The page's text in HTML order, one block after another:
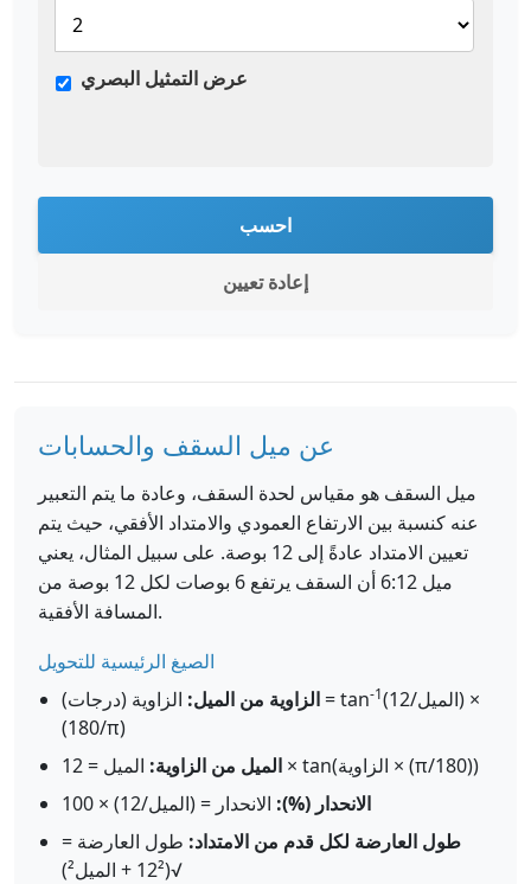
عرض التمثيل البصري
احسب
إعادة تعيين
عن ميل السقف والحسابات
ميل السقف هو مقياس لحدة السقف، وعادة ما يتم التعبير
عنه كنسبة بين الارتفاع العمودي والامتداد الأفقي، حيث يتم
تعيين الامتداد عادةً إلى 12 بوصة. على سبيل المثال، يعني
ميل 6:12 أن السقف يرتفع 6 بوصات لكل 12 بوصة من
المسافة الأفقية.
الصيغ الرئيسية للتحويل
الزاوية من الميل:الزاوية (درجات) = tan-1(الميل/12) ×
(180/π)
الميل من الزاوية:
الميل = 12 × tan(الزاوية × (π/180))
الانحدار (%): الانحدار = (الميل/12) × 100
طول العارضة لكل قدم من الامتداد: طول العارضة =
√(12² + الميل²)